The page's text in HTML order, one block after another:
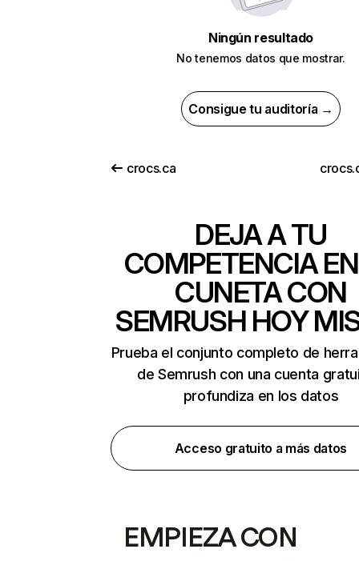
Ningún resultado
No tenemos datos que mostrar.
Consigue tu auditoría →
crocs.ca
DEJA A TU
COMPETENCIA
CUNETA CON
SEMRUSH HOY
Prueba el conjunto completo de
de Semrush con una cuenta
profundiza en los datos
Acceso gratuito a más datos
EMPIEZA CON